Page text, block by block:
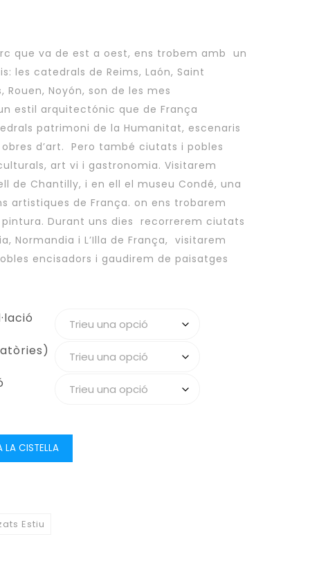
que va de est a oest, ens trobem amb un
les catedrals de Reims, Laón, Saint
Rouen, Noyón, son de les mes
estil arquitectónic que de França
patrimoni de la Humanitat, escenaris
d’art. Pero també ciutats i pobles
art vi i gastronomia. Visitarem
de Chantilly, i en ell el museu Condé, una
artistiques de França. on ens trobarem
Durant uns dies recorrerem ciutats
Normandia i L’Illa de França, visitarem
encisadors i gaudirem de paisatges
LA CISTELLA
Estiu